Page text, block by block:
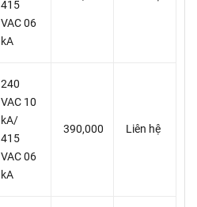
415
VAC 06
kA
240
VAC 10
kA/
415
VAC 06
kA
390,000 Liên hệ